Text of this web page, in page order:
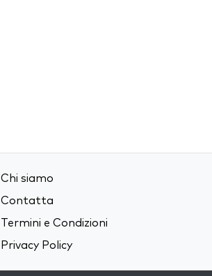
Chi siamo
Contatta
Termini e Condizioni
Privacy Policy